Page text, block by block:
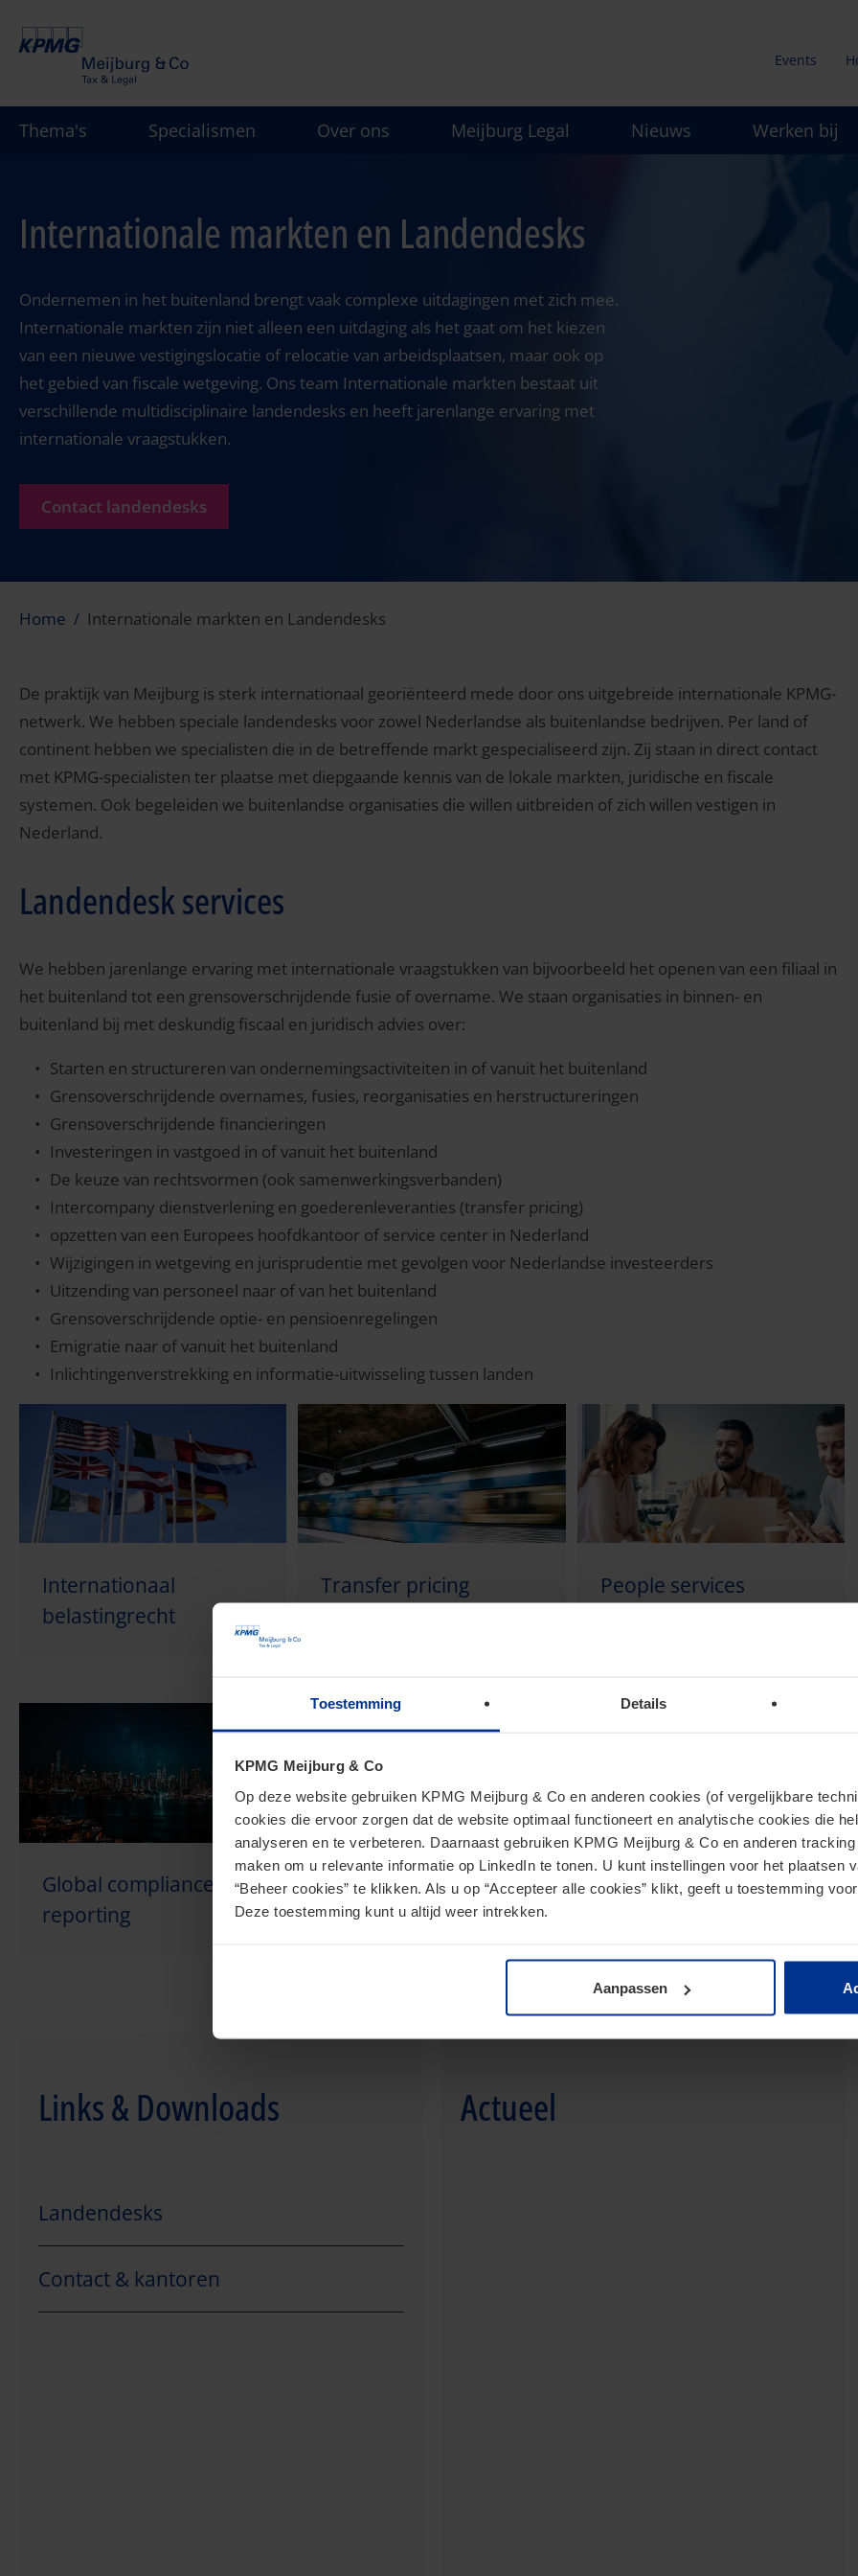
Toestemming Details
KPMG Meijburg & Co
Op deze website gebruiken KPMG Meijburg & Co en anderen cookies (of vergelijkbare
cookies die ervoor zorgen dat de website optimaal functioneert en analytische cookies die
analyseren en te verbeteren. Daarnaast gebruiken KPMG Meijburg & Co en anderen
maken om u relevante informatie op LinkedIn te tonen. U kunt instellingen voor het plaatsen
“Beheer cookies” te klikken. Als u op “Accepteer alle cookies” klikt, geeft u toestemming
Deze toestemming kunt u altijd weer intrekken.
Aanpassen
gaan
menu
Events
Thema's Specialismen Over ons Meijburg Legal Nieuws Werken bij
Internationale markten en Landendesks
Ondernemen in het buitenland brengt vaak complexe uitdagingen met zich mee.
Internationale markten zijn niet alleen een uitdaging als het gaat om het kiezen
van een nieuwe vestigingslocatie of relocatie van arbeidsplaatsen, maar ook op
het gebied van fiscale wetgeving. Ons team Internationale markten bestaat uit
verschillende multidisciplinaire landendesks en heeft jarenlange ervaring met
internationale vraagstukken.
Contact landendesks
Home Internationale markten en Landendesks
De praktijk van Meijburg is sterk internationaal georiënteerd mede door ons uitgebreide internationale KPMG-
netwerk. We hebben speciale landendesks voor zowel Nederlandse als buitenlandse bedrijven. Per land of
continent hebben we specialisten die in de betreffende markt gespecialiseerd zijn. Zij staan in direct contact
met KPMG-specialisten ter plaatse met diepgaande kennis van de lokale markten, juridische en fiscale
systemen. Ook begeleiden we buitenlandse organisaties die willen uitbreiden of zich willen vestigen in
Nederland.
Landendesk services
We hebben jarenlange ervaring met internationale vraagstukken van bijvoorbeeld het openen van een filiaal in
het buitenland tot een grensoverschrijdende fusie of overname. We staan organisaties in binnen- en
buitenland bij met deskundig fiscaal en juridisch advies over:
Starten en structureren van ondernemingsactiviteiten in of vanuit het buitenland
Grensoverschrijdende overnames, fusies, reorganisaties en herstructureringen
Grensoverschrijdende financieringen
Investeringen in vastgoed in of vanuit het buitenland
De keuze van rechtsvormen (ook samenwerkingsverbanden)
Intercompany dienstverlening en goederenleveranties (transfer pricing)
opzetten van een Europees hoofdkantoor of service center in Nederland
Wijzigingen in wetgeving en jurisprudentie met gevolgen voor Nederlandse investeerders
Uitzending van personeel naar of van het buitenland
Grensoverschrijdende optie- en pensioenregelingen
Emigratie naar of vanuit het buitenland
Inlichtingenverstrekking en informatie-uitwisseling tussen landen
Internationaal
belastingrecht
Transfer pricing People services
Global compliance &
reporting
Douane en accijnzen
Links & Downloads
Landendesks
Contact & kantoren
Actueel